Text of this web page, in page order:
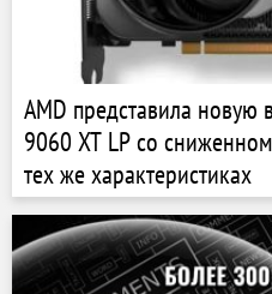
AMD представила новую
9060 XT LP со
тех же характеристиках